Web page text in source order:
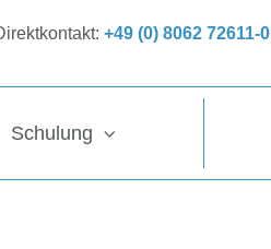
+49 (0) 8062 72611-0
Schulung